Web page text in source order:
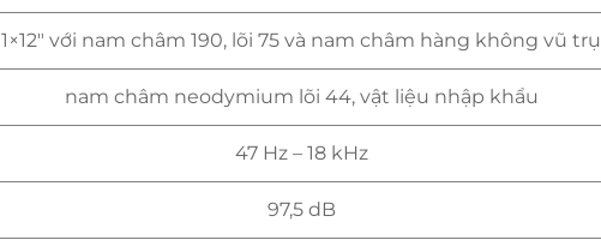
1×12" với nam châm 190, lõi 75 và nam châm hàng không vũ trụ
nam châm neodymium lõi 44, vật liệu nhập khẩu
47 Hz – 18 kHz
97,5 dB